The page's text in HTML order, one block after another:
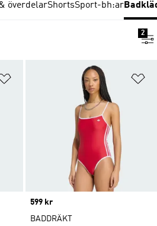
överdelarShortsSport-bh:ar
2
Lägg till på önskelistan
Price
599 kr
BADDRÄKT